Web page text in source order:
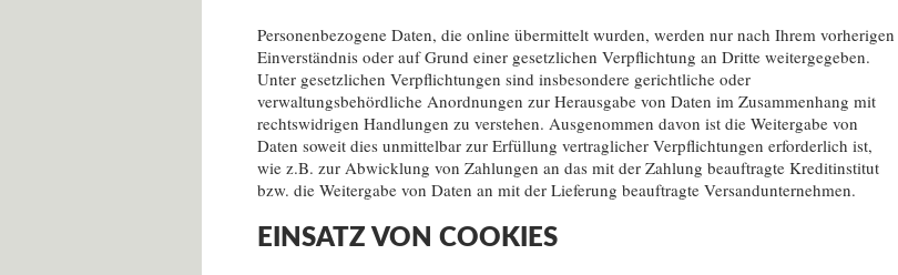
Personenbezogene Daten, die online übermittelt wurden, werden nur nach Ihrem vorherigen
Einverständnis oder auf Grund einer gesetzlichen Verpflichtung an Dritte weitergegeben.
Unter gesetzlichen Verpflichtungen sind insbesondere gerichtliche oder
verwaltungsbehördliche Anordnungen zur Herausgabe von Daten im Zusammenhang mit
rechtswidrigen Handlungen zu verstehen. Ausgenommen davon ist die Weitergabe von
Daten soweit dies unmittelbar zur Erfüllung vertraglicher Verpflichtungen erforderlich ist,
wie z.B. zur Abwicklung von Zahlungen an das mit der Zahlung beauftragte Kreditinstitut
bzw. die Weitergabe von Daten an mit der Lieferung beauftragte Versandunternehmen.
EINSATZ VON COOKIES